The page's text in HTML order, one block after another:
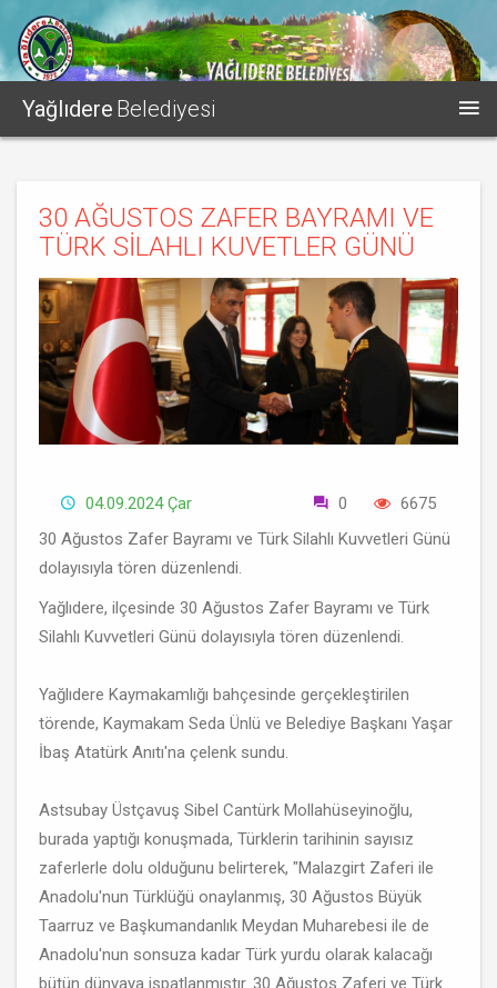
Yağlıdere Belediyesi
30 AĞUSTOS ZAFER BAYRAMI VE
TÜRK SİLAHLI KUVETLER GÜNÜ
04.09.2024 Çar 0
6675
30 Ağustos Zafer Bayramı ve Türk Silahlı Kuvvetleri Günü
dolayısıyla tören düzenlendi.
Yağlıdere, ilçesinde 30 Ağustos Zafer Bayramı ve Türk
Silahlı Kuvvetleri Günü dolayısıyla tören düzenlendi.
Yağlıdere Kaymakamlığı bahçesinde gerçekleştirilen
törende, Kaymakam Seda Ünlü ve Belediye Başkanı Yaşar
İbaş Atatürk Anıtı'na çelenk sundu.
Astsubay Üstçavuş Sibel Cantürk Mollahüseyinoğlu,
burada yaptığı konuşmada, Türklerin tarihinin sayısız
zaferlerle dolu olduğunu belirterek, "Malazgirt Zaferi ile
Anadolu'nun Türklüğü onaylanmış, 30 Ağustos Büyük
Taarruz ve Başkumandanlık Meydan Muharebesi ile de
Anadolu'nun sonsuza kadar Türk yurdu olarak kalacağı
bütün dünyaya ispatlanmıştır. 30 Ağustos Zaferi ve Türk